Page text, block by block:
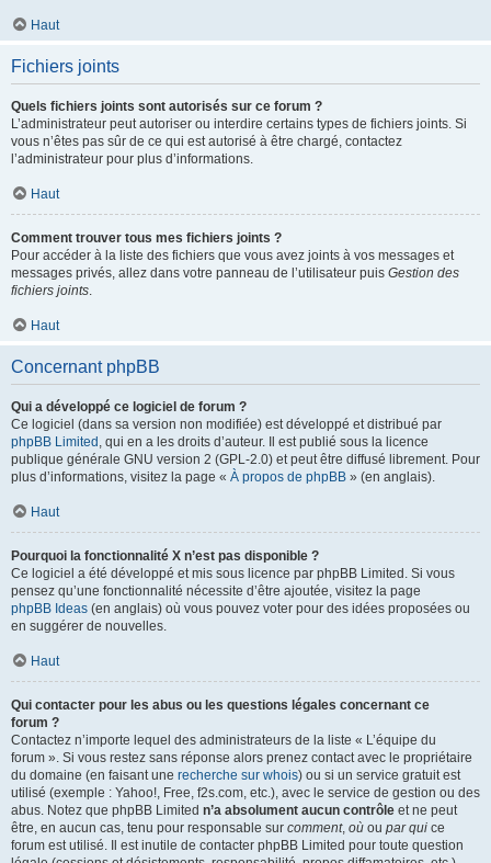
Haut
Fichiers joints
Quels fichiers joints sont autorisés sur ce forum ?
L’administrateur peut autoriser ou interdire certains types de fichiers joints. Si
vous n’êtes pas sûr de ce qui est autorisé à être chargé, contactez
l’administrateur pour plus d’informations.
Haut
Comment trouver tous mes fichiers joints ?
Pour accéder à la liste des fichiers que vous avez joints à vos messages et
messages privés, allez dans votre panneau de l’utilisateur puis Gestion des
fichiers joints.
Haut
Concernant phpBB
Qui a développé ce logiciel de forum ?
Ce logiciel (dans sa version non modifiée) est développé et distribué par
phpBB Limited , qui en a les droits d’auteur. Il est publié sous la licence
publique générale GNU version 2 (GPL-2.0) et peut être diffusé librement. Pour
plus d’informations, visitez la page « À propos de phpBB » (en anglais).
Haut
Pourquoi la fonctionnalité X n’est pas disponible ?
Ce logiciel a été développé et mis sous licence par phpBB Limited. Si vous
pensez qu’une fonctionnalité nécessite d’être ajoutée, visitez la page
phpBB Ideas (en anglais) où vous pouvez voter pour des idées proposées ou
en suggérer de nouvelles.
Haut
Qui contacter pour les abus ou les questions légales concernant ce
forum ?
Contactez n’importe lequel des administrateurs de la liste « L’équipe du
forum ». Si vous restez sans réponse alors prenez contact avec le propriétaire
du domaine (en faisant une recherche sur whois) ou si un service gratuit est
utilisé (exemple : Yahoo!, Free, f2s.com, etc.), avec le service de gestion ou des
abus. Notez que phpBB Limited n’a absolument aucun contrôle et ne peut
être, en aucun cas, tenu pour responsable sur comment, où ou par qui ce
forum est utilisé. Il est inutile de contacter phpBB Limited pour toute question